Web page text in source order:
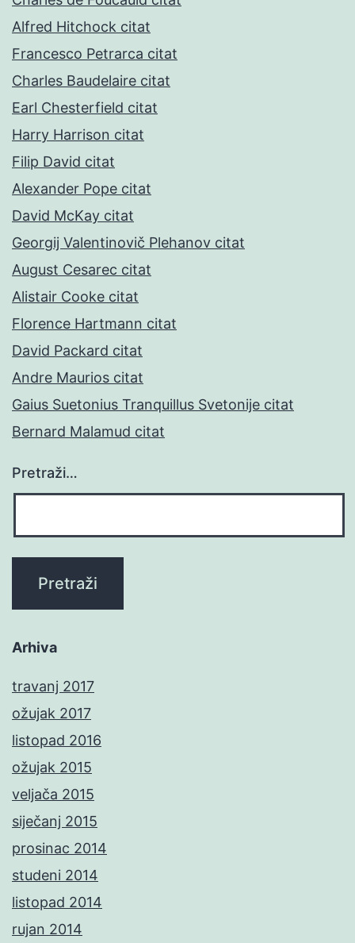
Alfred Hitchock citat
Francesco Petrarca citat
Charles Baudelaire citat
Earl Chesterfield citat
Harry Harrison citat
Filip David citat
Alexander Pope citat
David McKay citat
Georgij Valentinovič Plehanov citat
August Cesarec citat
Alistair Cooke citat
Florence Hartmann citat
David Packard citat
Andre Maurios citat
Gaius Suetonius Tranquillus Svetonije citat
Bernard Malamud citat
Pretraži…
Arhiva
travanj 2017
ožujak 2017
listopad 2016
ožujak 2015
veljača 2015
siječanj 2015
prosinac 2014
studeni 2014
listopad 2014
rujan 2014